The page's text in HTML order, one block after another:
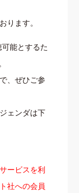
ります。
能とするた
、ぜひご参
ェンダは下
ービスを利
社への会員